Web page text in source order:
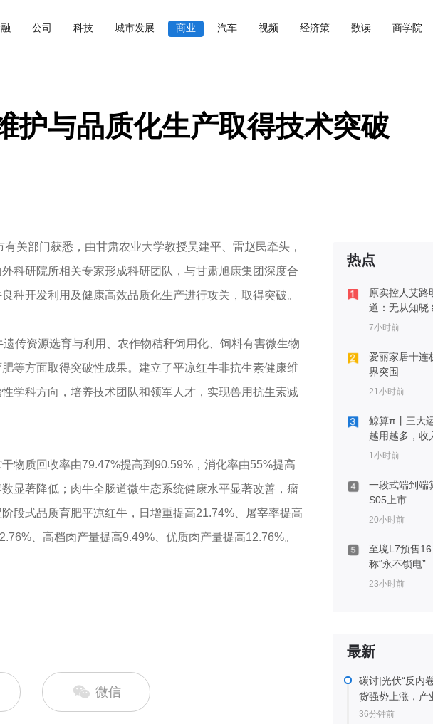
公司 科技 城市发展 商业 汽车 视频 经济策 数读 商学院
护与品质化生产取得技术突破
关部门获悉，由甘肃农业大学教授吴建平、雷赵民牵头，
科研院所相关专家形成科研团队，与甘肃旭康集团深度合
种开发利用及健康高效品质化生产进行攻关，取得突破。
传资源选育与利用、农作物秸秆饲用化、饲料有害微生物
等方面取得突破性成果。建立了平凉红牛非抗生素健康维
学科方向，培养技术团队和领军人才，实现兽用抗生素减
物质回收率由79.47%提高到90.59%，消化率由55%提高
显著降低；肉牛全肠道微生态系统健康水平显著改善，瘤
段式品质育肥平凉红牛，日增重提高21.74%、屠宰率提高
、高档肉产量提高9.49%、优质肉产量提高12.76%。
微信
热点
原实控人艾路
道：无从知晓
7小时前
爱丽家居十连
界突围
21小时前
鲸算π丨三大
越用越多，收
1小时前
一段式端到端
S05上市
20小时前
至境L7预售
称“永不锁电”
23小时前
最新
碳讨|光伏“反内
货强势上涨，产
36分钟前